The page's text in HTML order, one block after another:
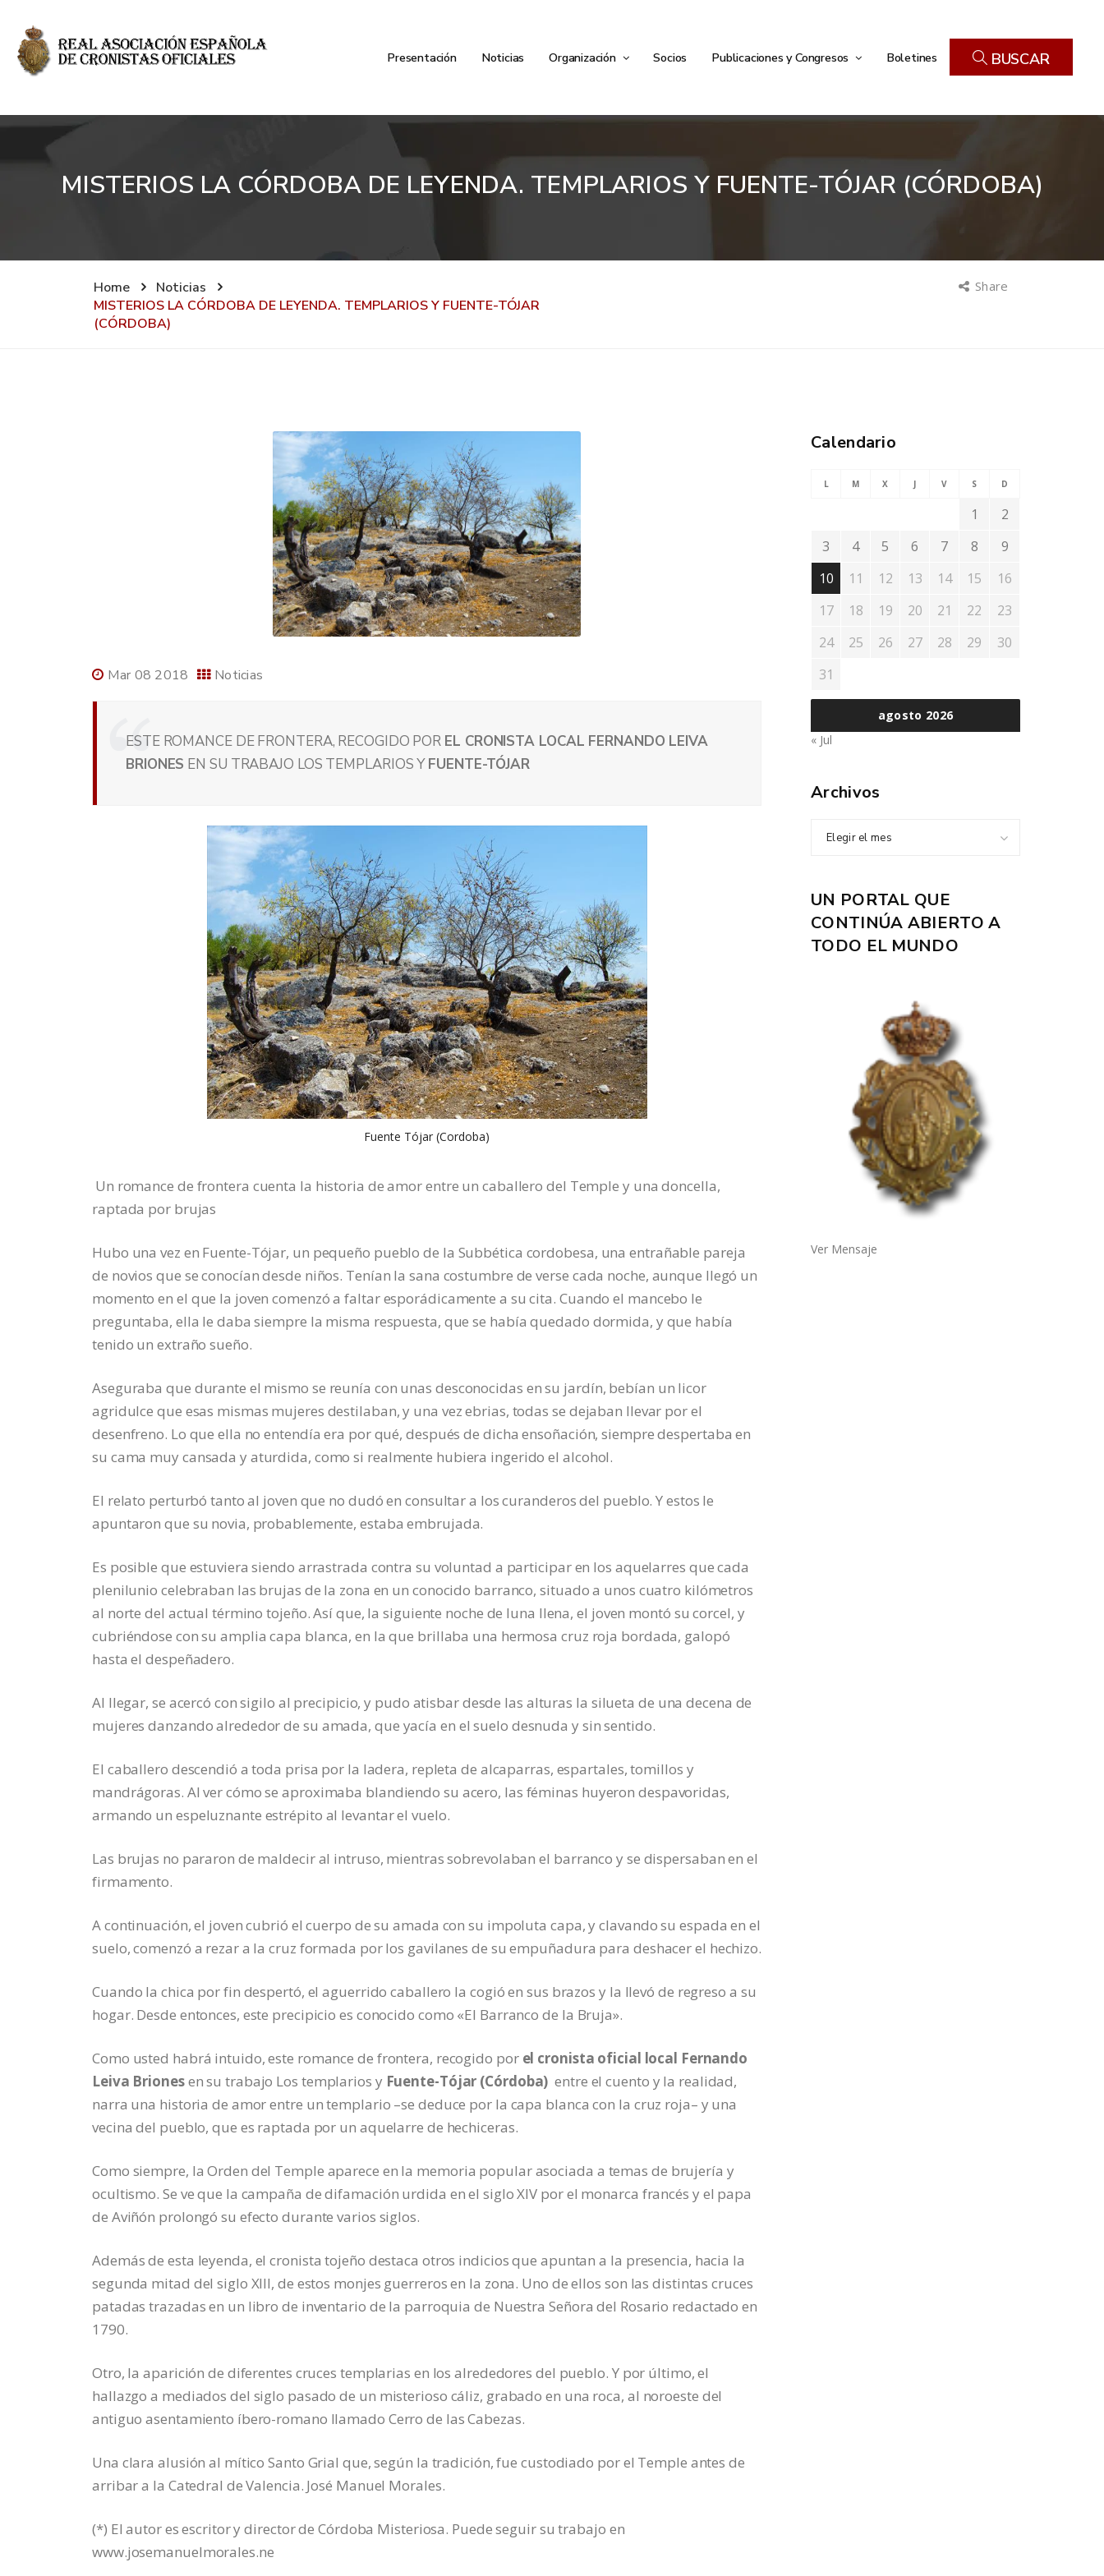
Presentación Noticias Organización Socios Publicaciones y Congresos Boletines BUSCAR
MISTERIOS LA CÓRDOBA DE LEYENDA. TEMPLARIOS Y FUENTE-TÓJAR (CÓRDOBA)
Home
Noticias
MISTERIOS LA CÓRDOBA DE LEYENDA. TEMPLARIOS Y FUENTE-TÓJAR
(CÓRDOBA)
Share
Mar 08 2018 Noticias
ESTE ROMANCE DE FRONTERA, RECOGIDO POR EL CRONISTA LOCAL FERNANDO LEIVA
BRIONES EN SU TRABAJO LOS TEMPLARIOS YFUENTE-TÓJAR
Fuente Tójar (Cordoba)
Un romance de frontera cuenta la historia de amor entre un caballero del Temple y una doncella,
raptada por brujas
Hubo una vez en Fuente-Tójar, un pequeño pueblo de la Subbética cordobesa, una entrañable pareja
de novios que se conocían desde niños. Tenían la sana costumbre de verse cada noche, aunque llegó un
momento en el que la joven comenzó a faltar esporádicamente a su cita. Cuando el mancebo le
preguntaba, ella le daba siempre la misma respuesta, que se había quedado dormida, y que había
tenido un extraño sueño.
Aseguraba que durante el mismo se reunía con unas desconocidas en su jardín, bebían un licor
agridulce que esas mismas mujeres destilaban, y una vez ebrias, todas se dejaban llevar por el
desenfreno. Lo que ella no entendía era por qué, después de dicha ensoñación, siempre despertaba en
su cama muy cansada y aturdida, como si realmente hubiera ingerido el alcohol.
El relato perturbó tanto al joven que no dudó en consultar a los curanderos del pueblo. Y estos le
apuntaron que su novia, probablemente, estaba embrujada.
Es posible que estuviera siendo arrastrada contra su voluntad a participar en los aquelarres que cada
plenilunio celebraban las brujas de la zona en un conocido barranco, situado a unos cuatro kilómetros
al norte del actual término tojeño. Así que, la siguiente noche de luna llena, el joven montó su corcel, y
cubriéndose con su amplia capa blanca, en la que brillaba una hermosa cruz roja bordada, galopó
hasta el despeñadero.
Al llegar, se acercó con sigilo al precipicio, y pudo atisbar desde las alturas la silueta de una decena de
mujeres danzando alrededor de su amada, que yacía en el suelo desnuda y sin sentido.
El caballero descendió a toda prisa por la ladera, repleta de alcaparras, espartales, tomillos y
mandrágoras. Al ver cómo se aproximaba blandiendo su acero, las féminas huyeron despavoridas,
armando un espeluznante estrépito al levantar el vuelo.
Las brujas no pararon de maldecir al intruso, mientras sobrevolaban el barranco y se dispersaban en el
firmamento.
A continuación, el joven cubrió el cuerpo de su amada con su impoluta capa, y clavando su espada en el
suelo, comenzó a rezar a la cruz formada por los gavilanes de su empuñadura para deshacer el hechizo.
Cuando la chica por fin despertó, el aguerrido caballero la cogió en sus brazos y la llevó de regreso a su
hogar. Desde entonces, este precipicio es conocido como «El Barranco de la Bruja».
Como usted habrá intuido, este romance de frontera, recogido por el cronista oficial local Fernando
Leiva Brionesen su trabajo Los templarios y Fuente-Tójar (Córdoba) entre el cuento y la realidad,
narra una historia de amor entre un templario –se deduce por la capa blanca con la cruz roja– y una
vecina del pueblo, que es raptada por un aquelarre de hechiceras.
Como siempre, la Orden del Temple aparece en la memoria popular asociada a temas de brujería y
ocultismo. Se ve que la campaña de difamación urdida en el siglo XIV por el monarca francés y el papa
de Aviñón prolongó su efecto durante varios siglos.
Además de esta leyenda, el cronista tojeño destaca otros indicios que apuntan a la presencia, hacia la
segunda mitad del siglo XIII, de estos monjes guerreros en la zona. Uno de ellos son las distintas cruces
patadas trazadas en un libro de inventario de la parroquia de Nuestra Señora del Rosario redactado en
1790.
Otro, la aparición de diferentes cruces templarias en los alrededores del pueblo. Y por último, el
hallazgo a mediados del siglo pasado de un misterioso cáliz, grabado en una roca, al noroeste del
antiguo asentamiento íbero-romano llamado Cerro de las Cabezas.
Una clara alusión al mítico Santo Grial que, según la tradición, fue custodiado por el Temple antes de
arribar a la Catedral de Valencia. José Manuel Morales.
(*) El autor es escritor y director de Córdoba Misteriosa. Puede seguir su trabajo en
www.josemanuelmorales.ne
Calendario
agosto 2026
L M X J V S D
1
2
3
4 5 6 7 8
9
10
11 12 13 14 15
16
17
18 19 20 21 22
23
24
25 26 27 28 29
30
31
« Jul
Archivos
Elegir el mes
UN PORTAL QUE
CONTINÚA ABIERTO A
TODO EL MUNDO
Ver Mensaje